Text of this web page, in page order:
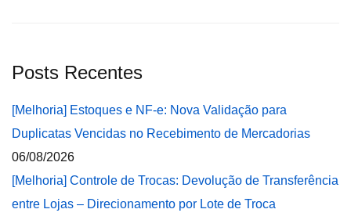
Posts Recentes
[Melhoria] Estoques e NF-e: Nova Validação para
Duplicatas Vencidas no Recebimento de Mercadorias
06/08/2026
[Melhoria] Controle de Trocas: Devolução de Transferência
entre Lojas – Direcionamento por Lote de Troca